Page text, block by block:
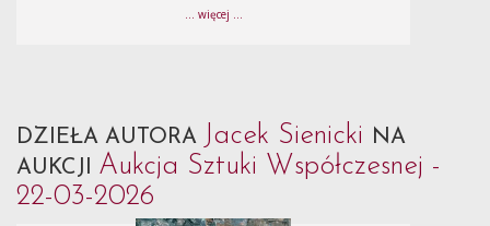
... więcej ...
DZIEŁA AUTORA Jacek Sienicki NA
AUKCJI Aukcja Sztuki Współczesnej -
22-03-2026